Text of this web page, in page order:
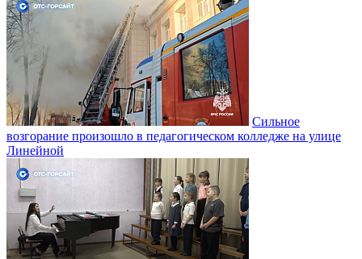
Сильное
возгорание произошло в педагогическом колледже на улице
Линейной